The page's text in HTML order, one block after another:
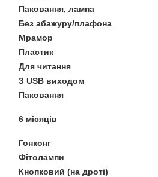
Паковання, лампа
Без абажуру/плафона
Мрамор
Пластик
Для читання
З USB виходом
Паковання
6 місяців
Гонконг
Фітолампи
Кнопковий (на дроті)